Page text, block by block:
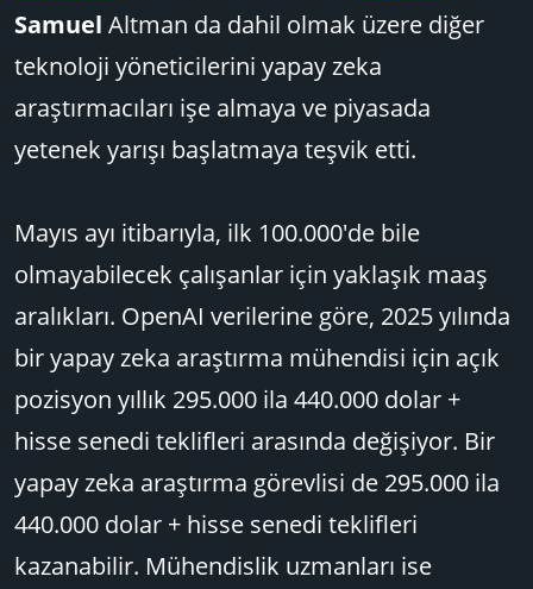
Samuel Altman da dahil olmak üzere diğer
teknoloji yöneticilerini yapay zeka
araştırmacıları işe almaya ve piyasada
yetenek yarışı başlatmaya teşvik etti.
Mayıs ayı itibarıyla, ilk 100.000'de bile
olmayabilecek çalışanlar için yaklaşık maaş
aralıkları. OpenAI verilerine göre, 2025 yılında
bir yapay zeka araştırma mühendisi için açık
pozisyon yıllık 295.000 ila 440.000 dolar +
hisse senedi teklifleri arasında değişiyor. Bir
yapay zeka araştırma görevlisi de 295.000 ila
440.000 dolar + hisse senedi teklifleri
kazanabilir. Mühendislik uzmanları ise